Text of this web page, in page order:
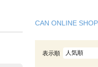
CAN ONLINE SHOP
表示順 人気順